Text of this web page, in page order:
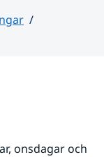
onsdagar och